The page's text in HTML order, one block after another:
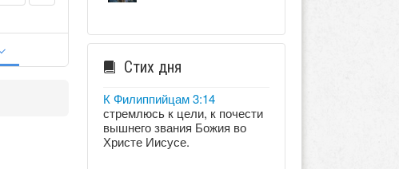
Стих дня
К Филиппийцам 3:14
стремлюсь к цели, к почести
вышнего звания Божия во
Христе Иисусе.